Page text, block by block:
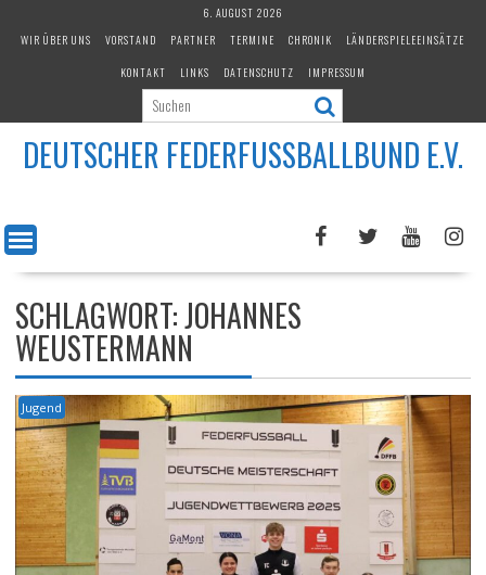
6. AUGUST 2026
WIR ÜBER UNS
VORSTAND PARTNER TERMINE CHRONIK
LÄNDERSPIELEEINSÄTZE
KONTAKT
LINKS DATENSCHUTZ IMPRESSUM
DEUTSCHER FEDERFUSSBALLBUND E.V.
SCHLAGWORT:JOHANNES
WEUSTERMANN
Jugend